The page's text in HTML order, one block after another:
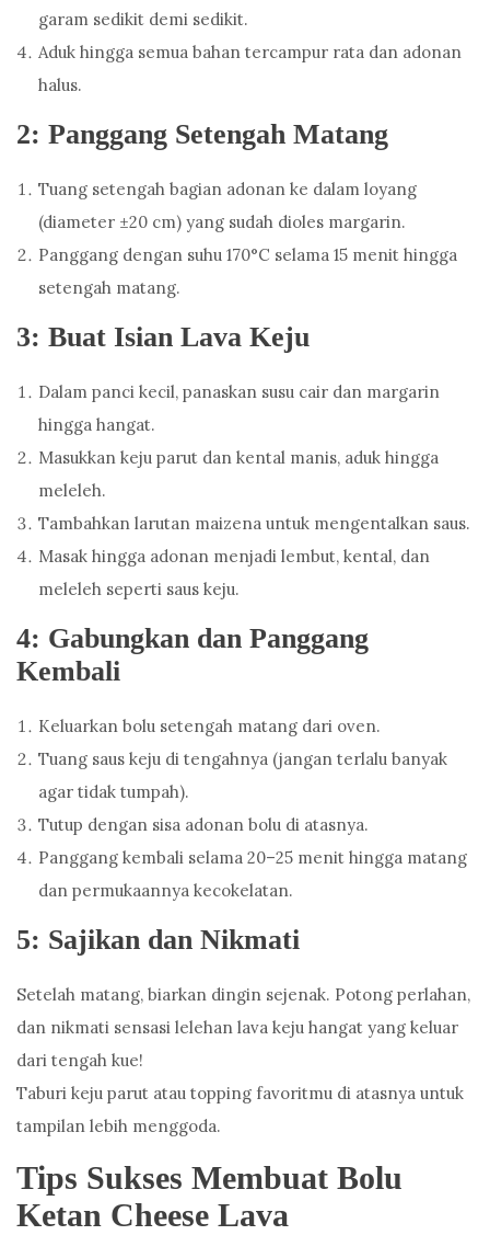
garam sedikit demi sedikit.
Aduk hingga semua bahan tercampur rata dan adonan
halus.
2: Panggang Setengah Matang
Tuang setengah bagian adonan ke dalam loyang
(diameter ±20 cm) yang sudah dioles margarin.
Panggang dengan suhu 170°C selama 15 menit hingga
setengah matang.
3: Buat Isian Lava Keju
Dalam panci kecil, panaskan susu cair dan margarin
hingga hangat.
Masukkan keju parut dan kental manis, aduk hingga
meleleh.
Tambahkan larutan maizena untuk mengentalkan saus.
Masak hingga adonan menjadi lembut, kental, dan
meleleh seperti saus keju.
4: Gabungkan dan Panggang
Kembali
Keluarkan bolu setengah matang dari oven.
Tuang saus keju di tengahnya (jangan terlalu banyak
agar tidak tumpah).
Tutup dengan sisa adonan bolu di atasnya.
Panggang kembali selama 20–25 menit hingga matang
dan permukaannya kecokelatan.
5: Sajikan dan Nikmati
Setelah matang, biarkan dingin sejenak. Potong perlahan,
dan nikmati sensasi lelehan lava keju hangat yang keluar
dari tengah kue!
Taburi keju parut atau topping favoritmu di atasnya untuk
tampilan lebih menggoda.
Tips Sukses Membuat Bolu
Ketan Cheese Lava